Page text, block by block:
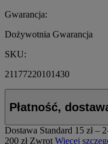
Gwarancja:
Dożywotnia Gwarancja
SKU:
21177220101430
Płatność,
Dostawa Standard 15 zł –
200 zł Zwrot Więcej